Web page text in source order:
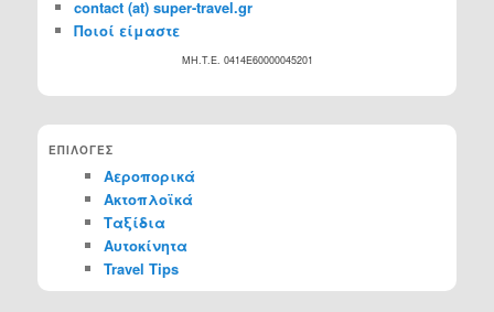
contact (at) super-travel.gr
Ποιοί είμαστε
MH.T.E. 0414Ε60000045201
ΕΠΙΛΟΓΕΣ
Αεροπορικά
Ακτοπλοϊκά
Ταξίδια
Αυτοκίνητα
Travel Tips